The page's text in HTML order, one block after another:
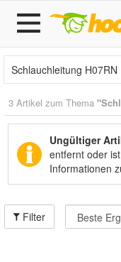
3 Artikel zum Thema
Ungültiger
entfernt oder
Informationen
Filter